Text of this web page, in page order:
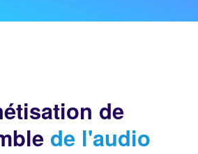
de
de l'audio